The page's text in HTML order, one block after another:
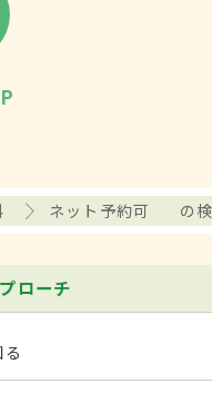
ネット予約可 の
ローチ